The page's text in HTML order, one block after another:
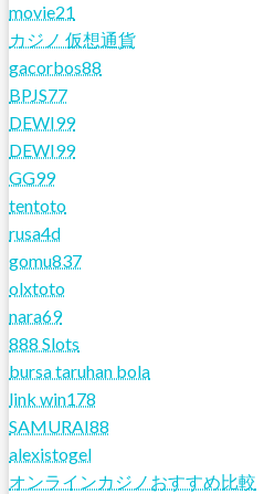
movie21
カジノ 仮想通貨
gacorbos88
BPJS77
DEWI99
DEWI99
GG99
tentoto
rusa4d
gomu837
olxtoto
nara69
888 Slots
bursa taruhan bola
link win178
SAMURAI88
alexistogel
オンラインカジノおすすめ比較